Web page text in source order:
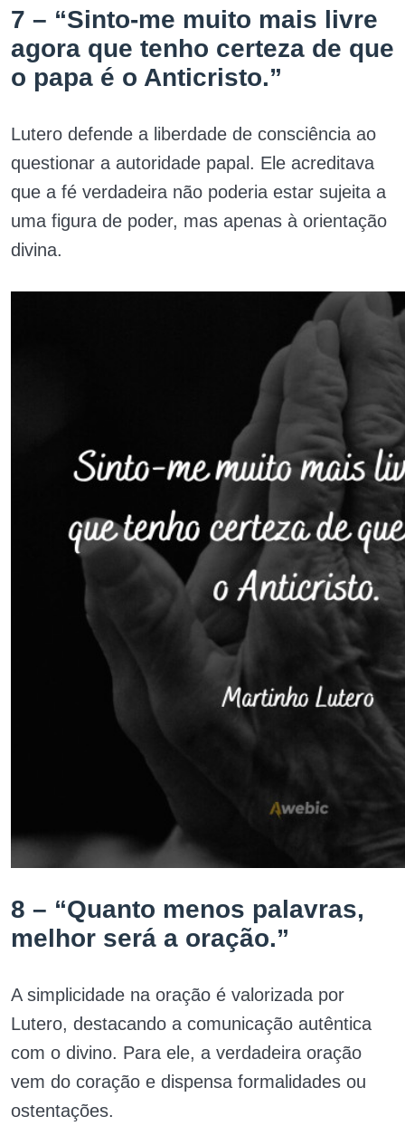
7 – “Sinto-me muito mais livre
agora que tenho certeza de que
o papa é o Anticristo.”
Lutero defende a liberdade de consciência ao
questionar a autoridade papal. Ele acreditava
que a fé verdadeira não poderia estar sujeita a
uma figura de poder, mas apenas à orientação
divina.
8 – “Quanto menos palavras,
melhor será a oração.”
A simplicidade na oração é valorizada por
Lutero, destacando a comunicação autêntica
com o divino. Para ele, a verdadeira oração
vem do coração e dispensa formalidades ou
ostentações.